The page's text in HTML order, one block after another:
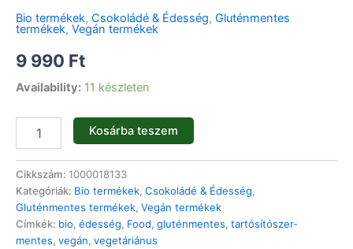
Bio termékek, Csokoládé & Édesség, Gluténmentes
termékek, Vegán termékek
9 990 Ft
Availability: 11 készleten
Kosárba teszem
Cikkszám: 1000018133
Kategóriák: Bio termékek, Csokoládé & Édesség,
Gluténmentes termékek, Vegán termékek
Címkék: bio, édesség, Food, gluténmentes, tartósítószer-
mentes, vegán, vegetáriánus